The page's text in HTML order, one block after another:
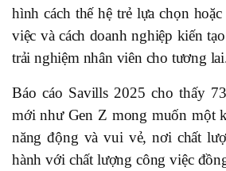
hình cách thế hệ trẻ lựa chọn
việc và cách doanh nghiệp kiến
trải nghiệm nhân viên cho tương
Báo cáo Savills 2025 cho thấy
mới như Gen Z mong muốn một
năng động và vui vẻ, nơi chất
hành với chất lượng công việc